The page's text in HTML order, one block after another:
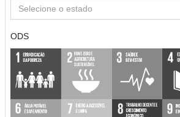
Selecione o estado
ODS